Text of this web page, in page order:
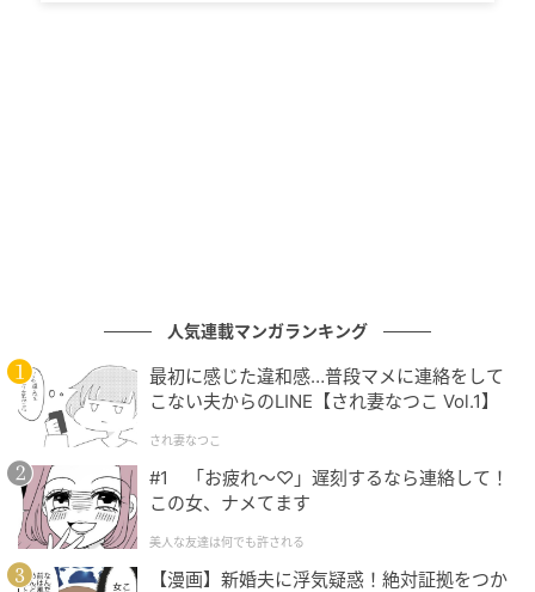
人気連載マンガランキング
最初に感じた違和感…普段マメに連絡をして
こない夫からのLINE【され妻なつこ Vol.1】
され妻なつこ
#1 「お疲れ〜♡」遅刻するなら連絡して！
この女、ナメてます
美人な友達は何でも許される
【漫画】新婚夫に浮気疑惑！絶対証拠をつか